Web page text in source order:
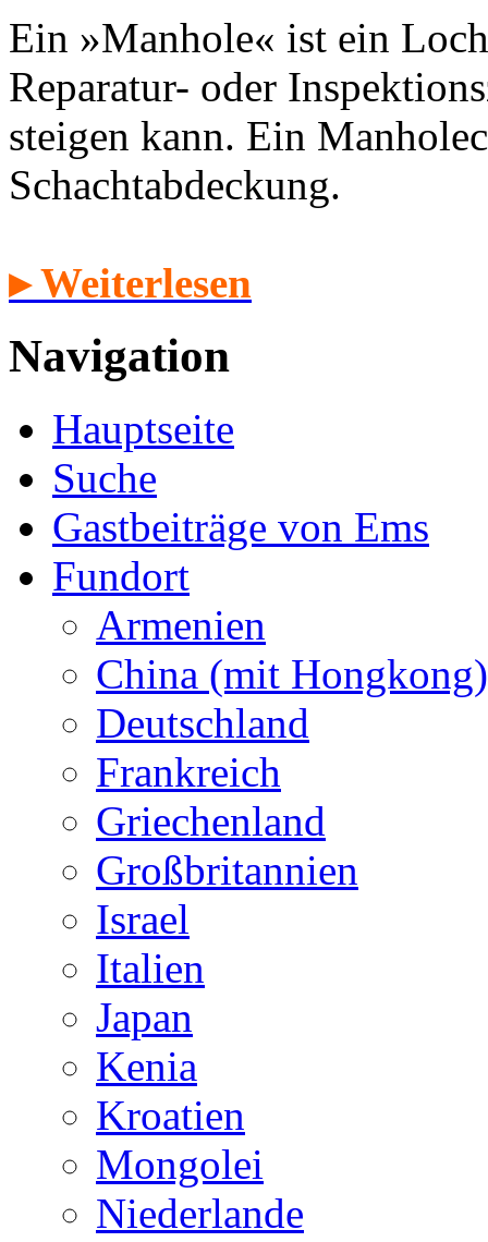
Ein »Manhole« ist ein
Reparatur- oder
steigen kann. Ein
Schachtabdeckung.
▸ Weiterlesen
Navigation
Hauptseite
Suche
Gastbeiträge von Ems
Fundort
Armenien
China (mit Hongkong)
Deutschland
Frankreich
Griechenland
Großbritannien
Israel
Italien
Japan
Kenia
Kroatien
Mongolei
Niederlande